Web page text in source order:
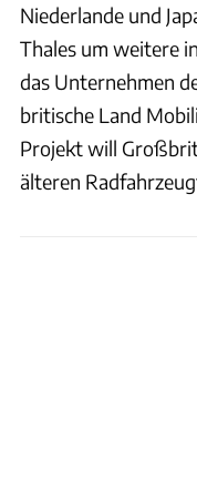
Niederlande und
Thales um weitere
das Unternehmen
britische Land
Projekt will
älteren